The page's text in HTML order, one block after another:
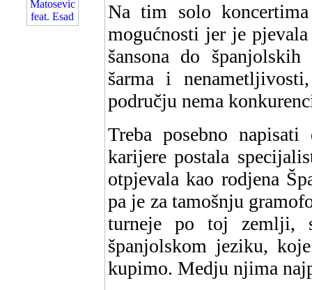
Na tim solo
mogućnosti jer je
šansona do
šarma i
području nema
Treba posebno
karijere postala
otpjevala kao rodjena
pa je za tamošnju
turneje po toj zemlji,
španjolskom jeziku,
kupimo. Medju njima